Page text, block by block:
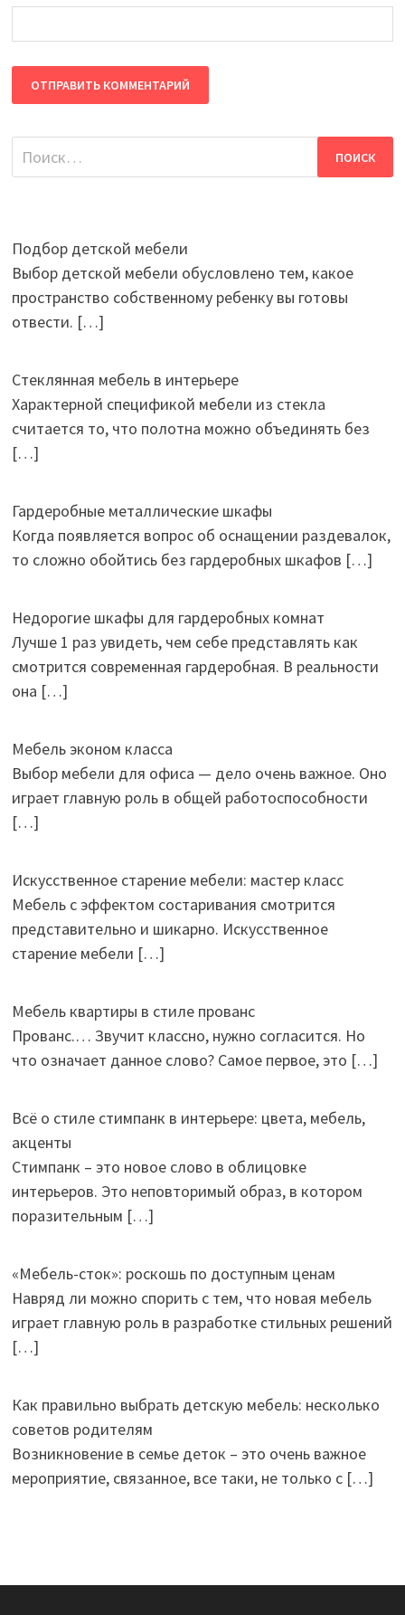
Найти:
Подбор детской мебели
Выбор детской мебели обусловлено тем, какое
пространство собственному ребенку вы готовы
отвести. […]
Стеклянная мебель в интерьере
Характерной спецификой мебели из стекла
считается то, что полотна можно объединять без
[…]
Гардеробные металлические шкафы
Когда появляется вопрос об оснащении раздевалок,
то сложно обойтись без гардеробных шкафов […]
Недорогие шкафы для гардеробных комнат
Лучше 1 раз увидеть, чем себе представлять как
смотрится современная гардеробная. В реальности
она […]
Мебель эконом класса
Выбор мебели для офиса — дело очень важное. Оно
играет главную роль в общей работоспособности
[…]
Искусственное старение мебели: мастер класс
Мебель с эффектом состаривания смотрится
представительно и шикарно. Искусственное
старение мебели […]
Мебель квартиры в стиле прованс
Прованс.… Звучит классно, нужно согласится. Но
что означает данное слово? Самое первое, это […]
Всё о стиле стимпанк в интерьере: цвета, мебель,
акценты
Стимпанк – это новое слово в облицовке
интерьеров. Это неповторимый образ, в котором
поразительным […]
«Мебель-сток»: роскошь по доступным ценам
Навряд ли можно спорить с тем, что новая мебель
играет главную роль в разработке стильных решений
[…]
Как правильно выбрать детскую мебель: несколько
советов родителям
Возникновение в семье деток – это очень важное
мероприятие, связанное, все таки, не только с […]